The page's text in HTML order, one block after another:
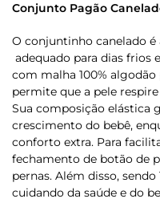
Conjunto Pagão
O conjuntinho canelado é
adequado para dias frios
com malha 100% algodão
permite que a pele
Sua composição elástica
crescimento do bebê,
conforto extra. Para
fechamento de botão de
pernas. Além disso,
cuidando da saúde e do